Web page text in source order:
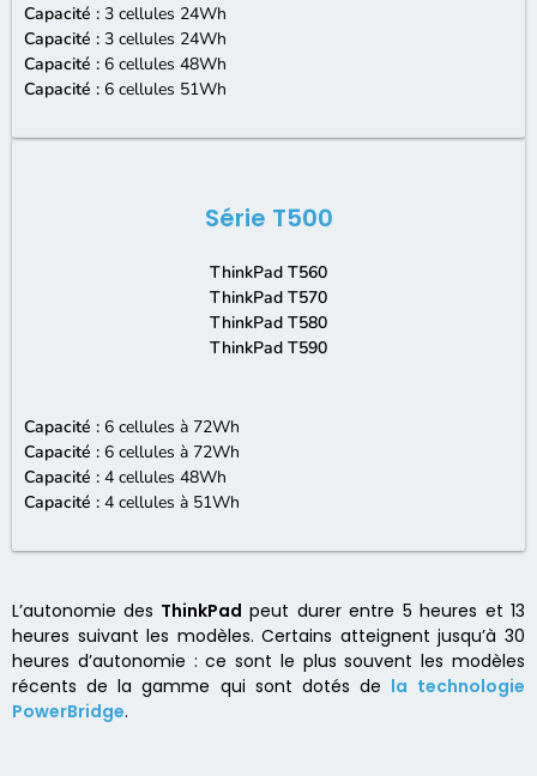
Capacité : 3 cellules 24Wh
Capacité : 3 cellules 24Wh
Capacité : 6 cellules 48Wh
Capacité : 6 cellules 51Wh
Série T500
ThinkPad T560
ThinkPad T570
ThinkPad T580
ThinkPad T590
Capacité : 6 cellules à 72Wh
Capacité : 6 cellules à 72Wh
Capacité : 4 cellules 48Wh
Capacité : 4 cellules à 51Wh
L’autonomie des ThinkPad peut durer entre 5 heures et 13
heures suivant les modèles. Certains atteignent jusqu’à 30
heures d’autonomie : ce sont le plus souvent les modèles
récents de la gamme qui sont dotés de la technologie
PowerBridge.